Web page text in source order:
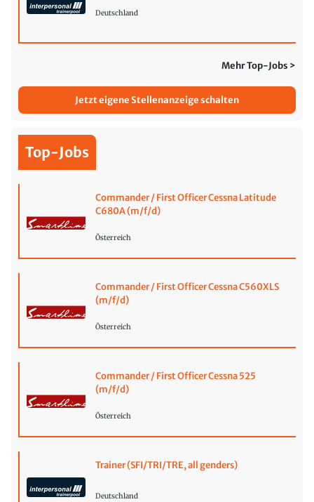
Deutschland
Mehr Top-Jobs >
Jetzt eigene Stellenanzeige schalten
Top-Jobs
Commander / First Officer Cessna Latitude
C680A (m/f/d)
Österreich
Commander / First Officer Cessna C560XLS
(m/f/d)
Österreich
Commander / First Officer Cessna 525
(m/f/d)
Österreich
Trainer (SFI/TRI/TRE, all genders)
Deutschland